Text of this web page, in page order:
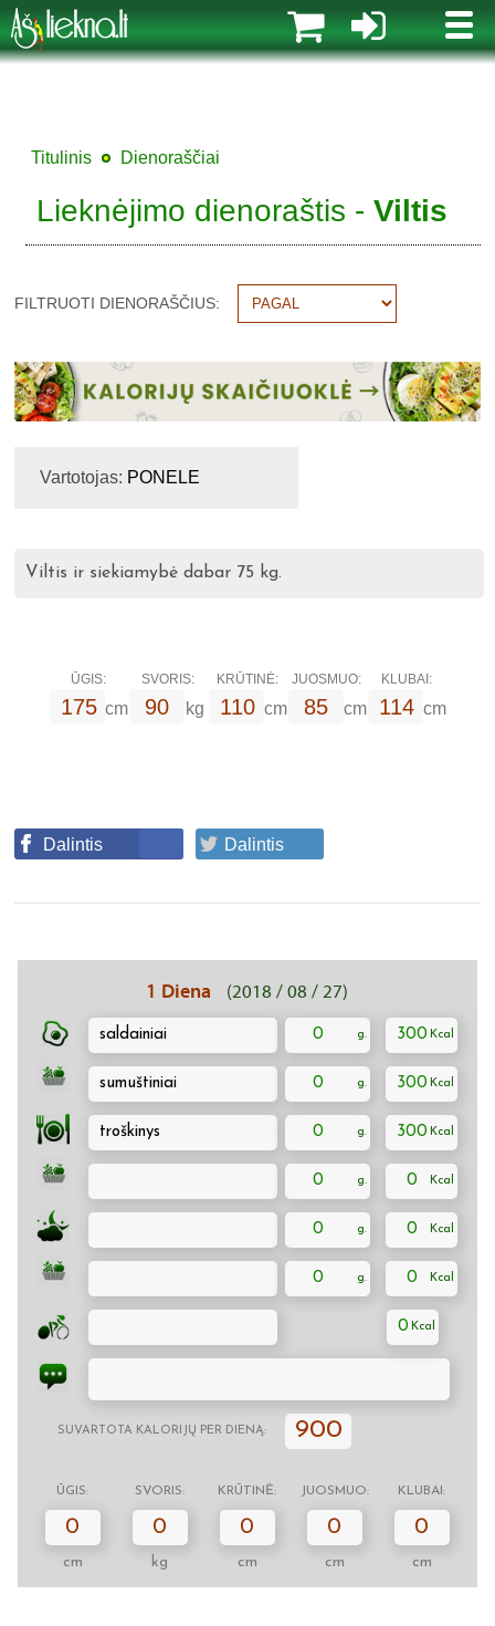
MENIU
Titulinis Dienoraščiai
Lieknėjimo dienoraštis - Viltis
FILTRUOTI DIENORAŠČIUS:
Vartotojas: PONELE
Viltis ir siekiamybė dabar 75 kg.
ŪGIS: SVORIS: KRŪTINĖ: JUOSMUO: KLUBAI:
175 cm 90 kg 110 cm 85 cm 114 cm
Dalintis Dalintis
1 Diena (2018 / 08 / 27)
saldainiai 0 300
sumuštiniai 0 300
troškinys 0 300
0 0
0 0
0 0
0
SUVARTOTA KALORIJŲ PER DIENĄ: 900
ŪGIS: SVORIS: KRŪTINĖ: JUOSMUO: KLUBAI:
0
cm
0
kg
0
cm
0
cm
0
cm